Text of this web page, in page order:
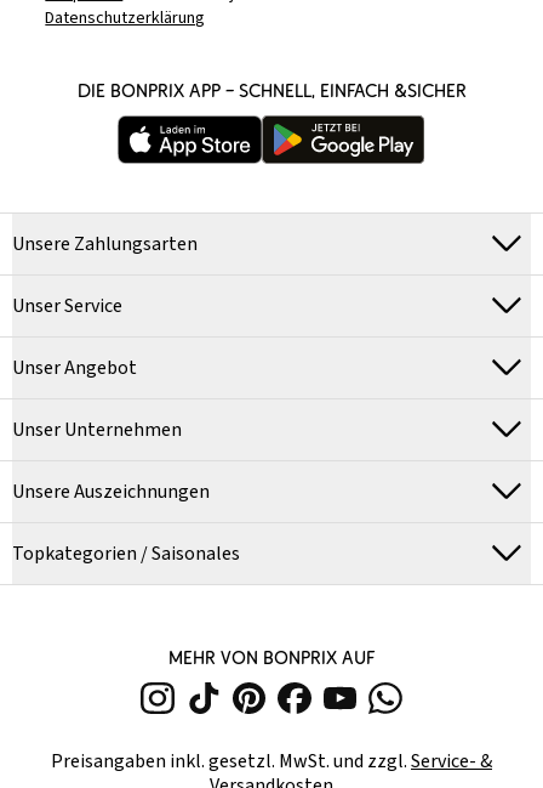
Datenschutzerklärung
DIE BONPRIX APP – SCHNELL, EINFACH &SICHER
Unsere Zahlungsarten
Unser Service
Unser Angebot
Unser Unternehmen
Unsere Auszeichnungen
Topkategorien / Saisonales
MEHR VON BONPRIX AUF
Preisangaben inkl. gesetzl. MwSt. und zzgl.Service- &